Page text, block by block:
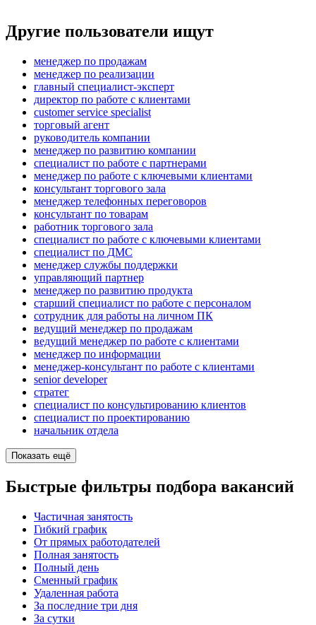
Другие пользователи ищут
менеджер по продажам
менеджер по реализации
главный специалист-эксперт
директор по работе с клиентами
customer service specialist
торговый агент
руководитель компании
менеджер по развитию компании
специалист по работе с партнерами
менеджер по работе с ключевыми клиентами
консультант торгового зала
менеджер телефонных переговоров
консультант по товарам
работник торгового зала
специалист по работе с ключевыми клиентами
специалист по ДМС
менеджер службы поддержки
управляющий партнер
менеджер по развитию продукта
старший специалист по работе с персоналом
сотрудник для работы на личном ПК
ведущий менеджер по продажам
ведущий менеджер по работе с клиентами
менеджер по информации
менеджер-консультант по работе с клиентами
senior developer
стратег
специалист по консультированию клиентов
специалист по проектированию
начальник отдела
Показать ещё
Быстрые фильтры подбора вакансий
Частичная занятость
Гибкий график
От прямых работодателей
Полная занятость
Полный день
Сменный график
Удаленная работа
За последние три дня
За сутки